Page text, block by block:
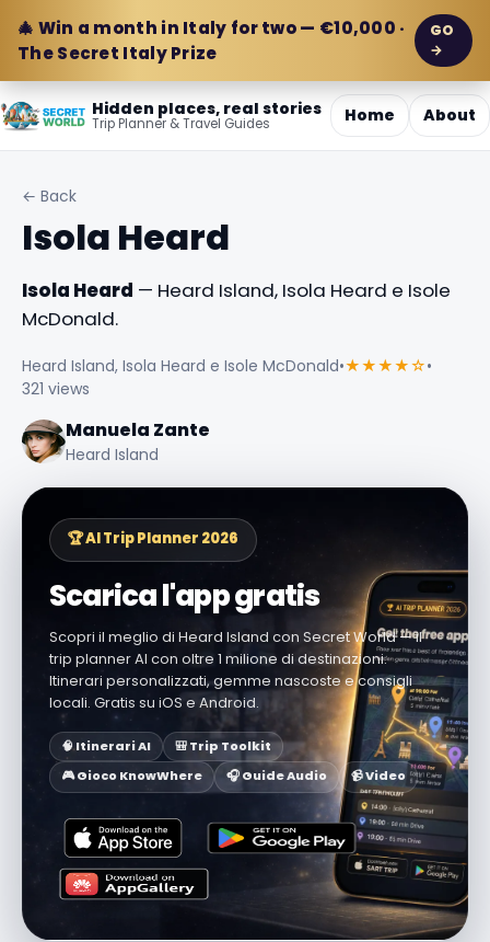
🎄 Win a month in Italy for two — €10,000 ·
The Secret Italy Prize
GO
→
Hidden places, real stories
Trip Planner & Travel Guides Home About
← Back
Isola Heard
Isola Heard — Heard Island, Isola Heard e Isole
McDonald.
Heard Island, Isola Heard e Isole McDonald•★★★★☆•
321 views
Manuela Zante
Heard Island
🏆 AI Trip Planner 2026
Scarica l'app gratis
Scopri il meglio di Heard Island con Secret World — il
trip planner AI con oltre 1 milione di destinazioni.
Itinerari personalizzati, gemme nascoste e consigli
locali. Gratis su iOS e Android.
🧠 Itinerari AI
🎒 Trip Toolkit
🎮 Gioco KnowWhere
🎧 Guide Audio 📹 Video